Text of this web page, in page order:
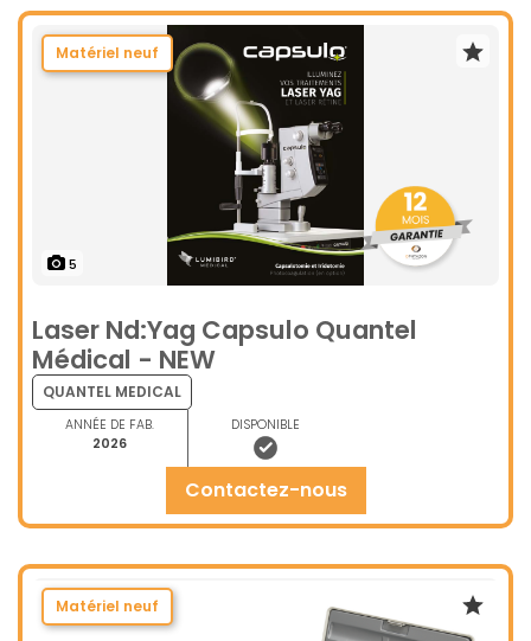
Matériel neuf
5
Laser Nd:Yag Capsulo Quantel
Médical - NEW
QUANTEL MEDICAL
ANNÉE DE FAB.
2026
DISPONIBLE
contactez-nous
Matériel neuf